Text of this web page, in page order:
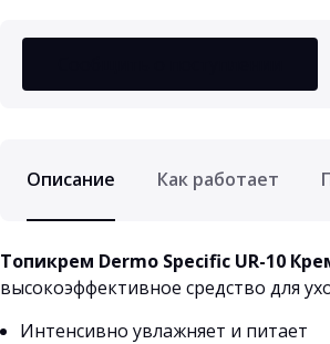
Описание Как работает
Топикрем Dermo Specific UR-10
высокоэффективное средство для
Интенсивно увлажняет и питает